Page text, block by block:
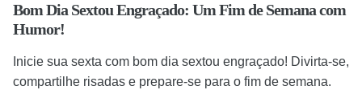
Bom Dia Sextou Engraçado: Um Fim de Semana com
Humor!
Inicie sua sexta com bom dia sextou engraçado! Divirta-se,
compartilhe risadas e prepare-se para o fim de semana.